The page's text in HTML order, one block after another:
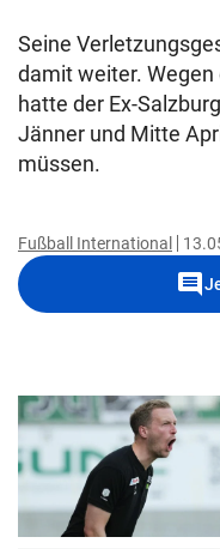
Seine
damit weiter.
hatte der Ex-
Jänner und Mitte
müssen.
Fußball International
comment